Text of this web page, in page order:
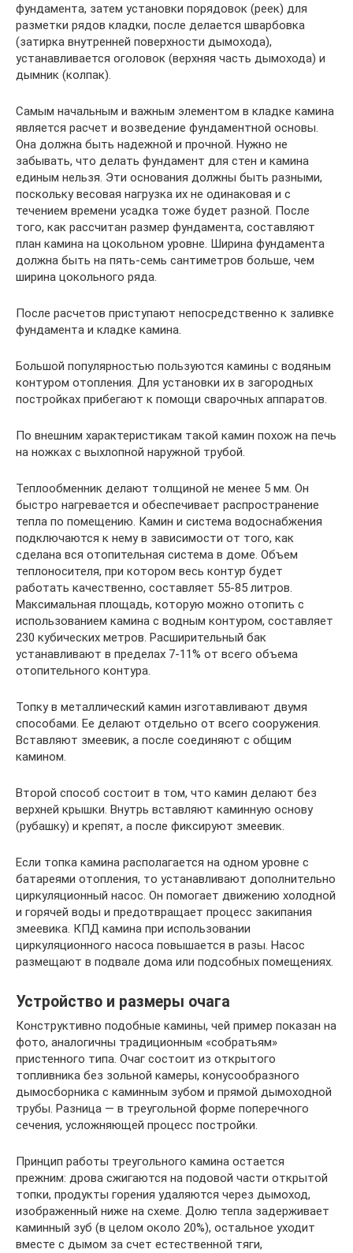
фундамента, затем установки порядовок (реек) для
разметки рядов кладки, после делается шварбовка
(затирка внутренней поверхности дымохода),
устанавливается оголовок (верхняя часть дымохода) и
дымник (колпак).
Самым начальным и важным элементом в кладке камина
является расчет и возведение фундаментной основы.
Она должна быть надежной и прочной. Нужно не
забывать, что делать фундамент для стен и камина
единым нельзя. Эти основания должны быть разными,
поскольку весовая нагрузка их не одинаковая и с
течением времени усадка тоже будет разной. После
того, как рассчитан размер фундамента, составляют
план камина на цокольном уровне. Ширина фундамента
должна быть на пять-семь сантиметров больше, чем
ширина цокольного ряда.
После расчетов приступают непосредственно к заливке
фундамента и кладке камина.
Большой популярностью пользуются камины с водяным
контуром отопления. Для установки их в загородных
постройках прибегают к помощи сварочных аппаратов.
По внешним характеристикам такой камин похож на печь
на ножках с выхлопной наружной трубой.
Теплообменник делают толщиной не менее 5 мм. Он
быстро нагревается и обеспечивает распространение
тепла по помещению. Камин и система водоснабжения
подключаются к нему в зависимости от того, как
сделана вся отопительная система в доме. Объем
теплоносителя, при котором весь контур будет
работать качественно, составляет 55-85 литров.
Максимальная площадь, которую можно отопить с
использованием камина с водным контуром, составляет
230 кубических метров. Расширительный бак
устанавливают в пределах 7-11% от всего объема
отопительного контура.
Топку в металлический камин изготавливают двумя
способами. Ее делают отдельно от всего сооружения.
Вставляют змеевик, а после соединяют с общим
камином.
Второй способ состоит в том, что камин делают без
верхней крышки. Внутрь вставляют каминную основу
(рубашку) и крепят, а после фиксируют змеевик.
Если топка камина располагается на одном уровне с
батареями отопления, то устанавливают дополнительно
циркуляционный насос. Он помогает движению холодной
и горячей воды и предотвращает процесс закипания
змеевика. КПД камина при использовании
циркуляционного насоса повышается в разы. Насос
размещают в подвале дома или подсобных помещениях.
Устройство и размеры очага
Конструктивно подобные камины, чей пример показан на
фото, аналогичны традиционным «собратьям»
пристенного типа. Очаг состоит из открытого
топливника без зольной камеры, конусообразного
дымосборника с каминным зубом и прямой дымоходной
трубы. Разница — в треугольной форме поперечного
сечения, усложняющей процесс постройки.
Принцип работы треугольного камина остается
прежним: дрова сжигаются на подовой части открытой
топки, продукты горения удаляются через дымоход,
изображенный ниже на схеме. Долю тепла задерживает
каминный зуб (в целом около 20%), остальное уходит
вместе с дымом за счет естественной тяги,